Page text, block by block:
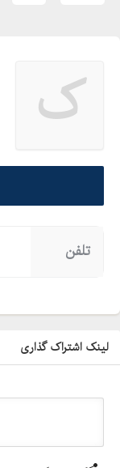
ک
تلفن
لینک اشتراک گذاری